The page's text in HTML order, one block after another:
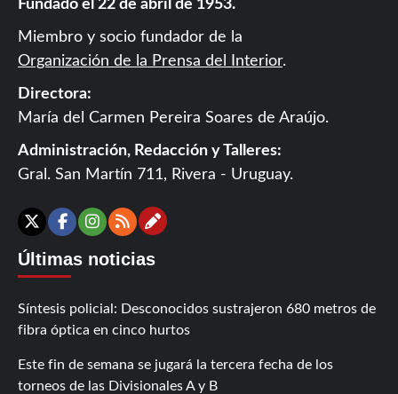
Fundado el 22 de abril de 1953.
Miembro y socio fundador de la
Organización de la Prensa del Interior.
Directora:
María del Carmen Pereira Soares de Araújo.
Administración, Redacción y Talleres:
Gral. San Martín 711, Rivera - Uruguay.
X Facebook
Instagram
RSSContáctanos
Últimas noticias
Síntesis policial: Desconocidos sustrajeron 680 metros de
fibra óptica en cinco hurtos
Este fin de semana se jugará la tercera fecha de los
torneos de las Divisionales A y B